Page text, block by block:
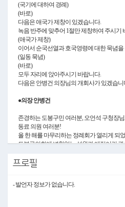
(국기에 대하여 경례)
(바로)
다음은 애국가 제창이 있겠습니다.
녹음 반주에 맞추어 1절만 제창하여 주시기
(애국가 제창)
이어서 순국선열과 호국영령에 대한 묵념
(일동 묵념)
(바로)
모두 자리에 앉아주시기 바랍니다.
다음은 안병건 의장님의 개회사가 있겠습니
●의장 안병건
존경하는 도봉구민 여러분, 오언석 구청장
동료 의원 여러분!
올 한 해를 마무리하는 정례회가 열리게 되
도봉구의회에 변함없는 성원과 애정어린
아울러 한 해 동안 도봉구 발전을 위하여 열
오언석 구청장님을 비롯한 관계 공무원 여
오늘부터 한 달여간 제341회 제2차 정례회가
프로필
- 발언자 정보가 없습니다.